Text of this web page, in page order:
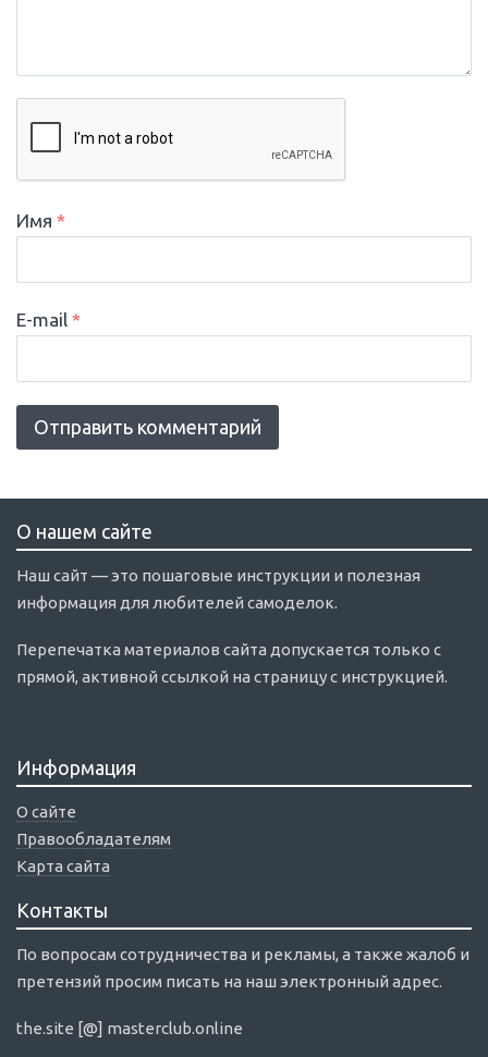
Имя *
E-mail *
О нашем сайте
Наш сайт — это пошаговые инструкции и полезная
информация для любителей самоделок.
Перепечатка материалов сайта допускается только с
прямой, активной ссылкой на страницу с инструкцией.
Информация
О сайте
Правообладателям
Карта сайта
Контакты
По вопросам сотрудничества и рекламы, а также жалоб и
претензий просим писать на наш электронный адрес.
the.site [@] masterclub.online